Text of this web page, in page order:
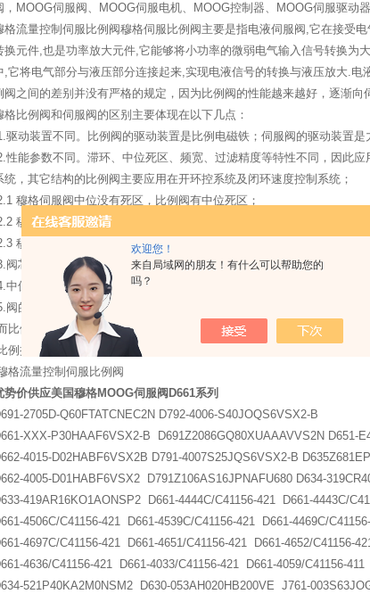
欢迎您！
来自局域网的朋友！有什么可以帮助您的
吗？
，MOOG伺服阀、MOOG伺服电机、MOOG控制器、MOOG伺服驱动
格流量控制伺服比例阀穆格伺服比例阀主要是指电液伺服阀,它在接受
换元件,也是功率放大元件,它能够将小功率的微弱电气输入信号转换为
,它将电气部分与液压部分连接起来,实现电液信号的转换与液压放大.
阀之间的差别并没有严格的规定，因为比例阀的性能越来越好，逐渐向
格比例阀和伺服阀的区别主要体现在以下几点：
驱动装置不同。比例阀的驱动装置是比例电磁铁；伺服阀的驱动装置是
性能参数不同。滞环、中位死区、频宽、过滤精度等特性不同，因此
统，其它结构的比例阀主要应用在开环控系统及闭环速度控制系统；
穆格伺服阀中位没有死区，比例阀有中位死区；
穆格伺服阀的频响（响应频率）更高，可以高达200Hz左右，比例阀
穆格伺服阀对液压油液的要求更高，需要精过滤才行，否则容易堵塞
阀芯结构及加工精度不同。比例阀采用阀芯+阀体结构，阀体兼作阀套
中位机能种类不同。比例换向阀具有与普通换向阀相似的中位机能，而
阀的额定压降不同。
比例伺服阀性能介于伺服阀和比例阀之间。
例换向阀属于比例阀的一种，用来控制流量和流向。
格流量控制伺服比例阀
势价供应美国穆格MOOG伺服阀D661系列
2705D-Q60FTATCNEC2N D792-4006-S40JOQS6VSX2-B
XXX-P30HAAF6VSX2-B D691Z2086GQ80XUAAAVVS2N D651-
4015-D02HABF6VSX2B D791-4007S25JQS6VSX2-B
4005-D01HABF6VSX2 D791Z106AS16JPNAFU680 D634-
419AR16KO1AONSP2 D661-4444C/C41156-421 D661-4443C/
4506C/C41156-421 D661-4539C/C41156-421 D661-4469C/
4697C/C41156-421 D661-4651/C41156-421 D661-4652/C41156-
4636/C41156-421 D661-4033/C41156-421 D661-4059/C41156-411
521P40KA2M0NSM2 D630-053AH020HB200VE J761-